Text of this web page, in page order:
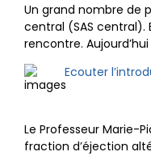
Un grand nombre de
central (SAS central).
rencontre.
Ecouter
Le Professeur Marie-
fraction d’éjection